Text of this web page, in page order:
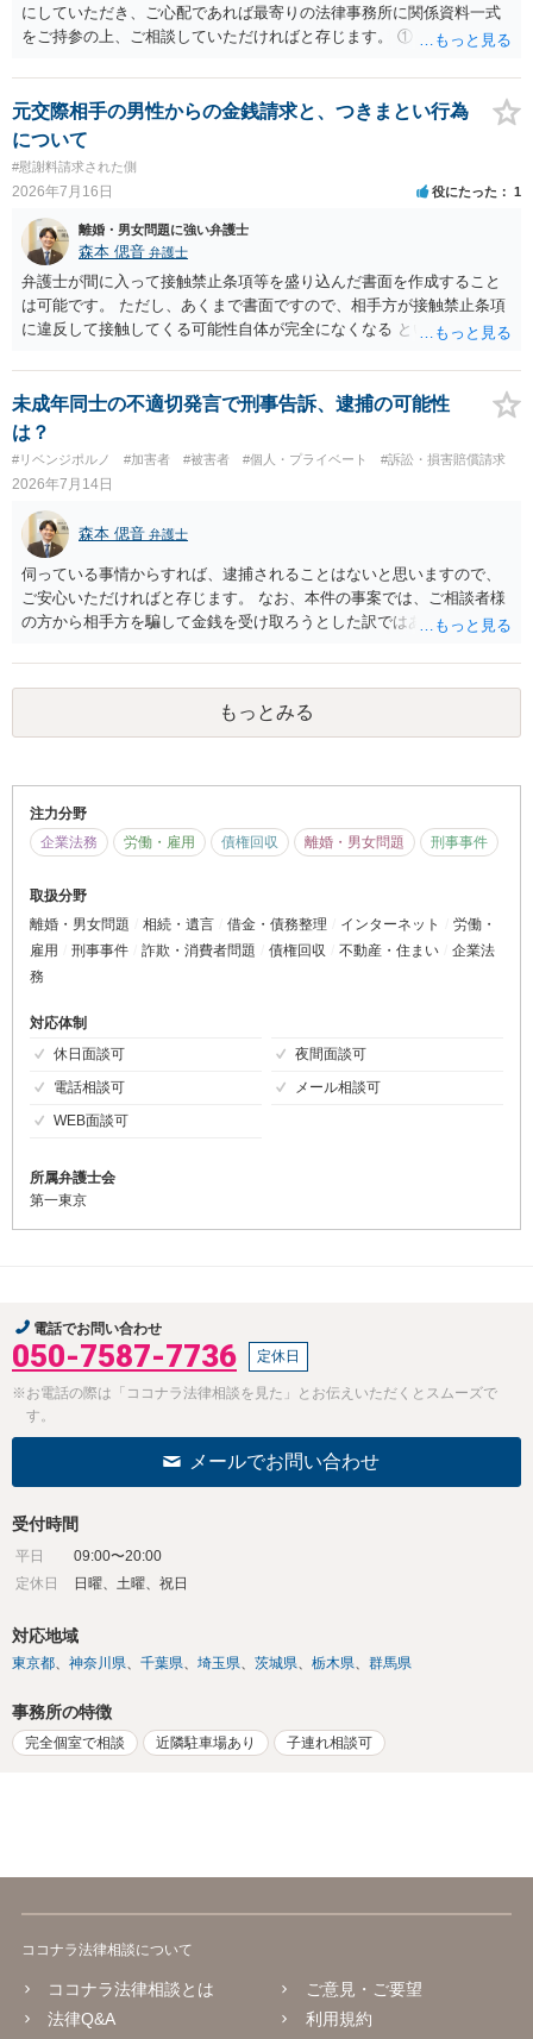
にしていただき、ご心配であれば最寄りの法律事務所に関係資料一式
をご持参の上、ご相談していただければと存じます。 ① このLINEの
される可能性はあるのか ⇒LINEを含む１００万円の貸付に至るまでの
やり取り等の経緯、誓約書の内容等を踏まえて、関係を清算するため
の 金銭であったと評価される可能性はあると考えます。 ② 「今後一
どの程度証拠価値があるのか ⇒前後のやり取りや誓約書の具体的内容
を見ない限り、具体的な判断はできませんが、一定の証拠価値はある
と考えます。 ③ 借用書があっても、後から100万円を貸付扱いに変更
することは認められるのか。 ⇒おそらく１００万円は不当利得（受け
取る正当な権利がないのに利益を取得した）として返還請求されてい
るものかと推察しますので、 貸金返還ではないかと存じます。 ④ 私
は現在、収入も不安定で貯金もなくリボ払い借金が既に約100万あり。
今年に再婚したが主人はお金に厳しい為、一括で220万円を支払う事は
困難 仮に裁判で敗訴した場合でも、分割払いになる可能性はあります
か。 ⇒判決となり敗訴してしまった場合は、強制執行により不動産等
の財産を差し押さえられ、そこから債権回収が図られることになりま
すが、 和解であれば柔軟な解決が可能ですので、その場合は分割払
いにより支払うことも十分可能です。 ⑤ このような事情であれば、私
は120万円のみ和解交渉を続けるべきでしょうか。 ⇒ご相談者様の認
識を前提にすれば、１００万円も含めて返済する必要はないと考えら
れるため、 120万円のみについて交渉を続けることがベターかと存じ
ます。
元交際相手の男性からの金銭請求と、つきまとい行為
について
#慰謝料請求された側
2026年7月16日 役にたった 1
離婚・男女問題に強い弁護士
森本 偲音 弁護士
弁護士が間に入って接触禁止条項等を盛り込んだ書面を作成すること
は可能です。 ただし、あくまで書面ですので、相手方が接触禁止条項
に違反して接触してくる可能性自体が完全になくなる という訳ではあ
らせ行為がエスカレートする前に、一度警察に相談した方がよいかと
存じます。 以上、ご参考までに。
未成年同士の不適切発言で刑事告訴、逮捕の可能性
は？
#リベンジポルノ #加害者 #被害者 #個人・プライベート #訴訟・損害賠償請求
2026年7月14日
森本 偲音 弁護士
伺っている事情からすれば、逮捕されることはないと思いますので、
ご安心いただければと存じます。 なお、本件の事案では、ご相談者様
の方から相手方を騙して金銭を受け取ろうとした訳ではありませんの
もっとみる
注力分野
企業法務
労働・雇用 債権回収 離婚・男女問題 刑事事件
取扱分野
離婚・男女問題
相続・遺言 借金・債務整理 インターネット
労働・
雇用
刑事事件 詐欺・消費者問題 債権回収 不動産・住まい
企業法
務
対応体制
休日面談可
夜間面談可
電話相談可
メール相談可
WEB面談可
所属弁護士会
第一東京
電話でお問い合わせ
050-7587-7736 定休日
※お電話の際は「ココナラ法律相談を見た」とお伝えいただくとスムーズで
す。
メールでお問い合わせ
受付時間
平日
09:00〜20:00
定休日
日曜、土曜、祝日
対応地域
東京都 神奈川県 千葉県 埼玉県 茨城県 栃木県 群馬県
事務所の特徴
完全個室で相談 近隣駐車場あり 子連れ相談可
ココナラ法律相談について
ココナラ法律相談とは
法律Q&A
ご意見・ご要望
利用規約